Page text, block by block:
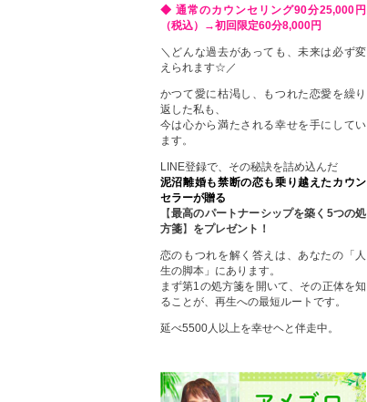
◆ 通常のカウンセリング90分25,000円
（税込）→初回限定60分8,000円
＼どんな過去があっても、未来は必ず変
えられます☆／
かつて愛に枯渇し、もつれた恋愛を繰り
返した私も、
今は心から満たされる幸せを手にしてい
ます。
LINE登録で、その秘訣を詰め込んだ
泥沼離婚も禁断の恋も乗り越えたカウン
セラーが贈る
【最高のパートナーシップを築く5つの処
方箋】 をプレゼント！
恋のもつれを解く答えは、あなたの「人
生の脚本」にあります。
まず第1の処方箋を開いて、その正体を知
ることが、再生への最短ルートです。
延べ5500人以上を幸せヘと伴走中。